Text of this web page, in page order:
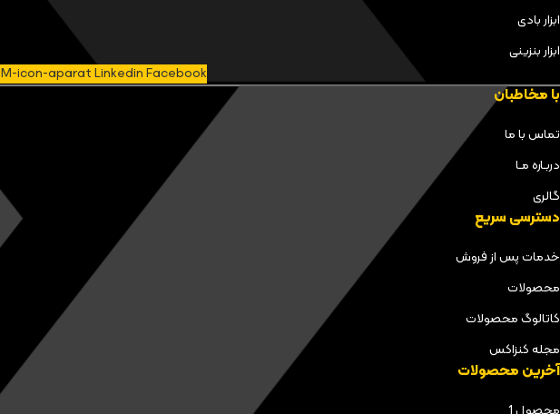
ابزار بادی
ابزار بنزینی
M-icon-aparatLinkedinFacebook
با مخاطبان
تماس با ما
دربـاره مـا
گالری
دسترسی سریع
خدمات پس از فروش
محصولات
کاتالوگ محصولات
مجله کنزاکس
آخرین محصولات